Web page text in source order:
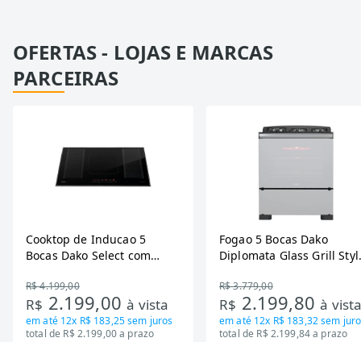
OFERTAS - LOJAS E MARCAS
PARCEIRAS
Cooktop de Inducao 5
Bocas Dako Select com
R$ 4.199,00
R$ 2.199,00à vista
em até 12x R$ 183,25sem juros
total de R$ 2.199,00 a prazo
Fogao 5 Bocas Dako
Diplomata Glass Grill
R$ 3.779,00
R$ 2.199,80à
em até 12x R$ 183,32sem
total de R$ 2.199,84 a prazo